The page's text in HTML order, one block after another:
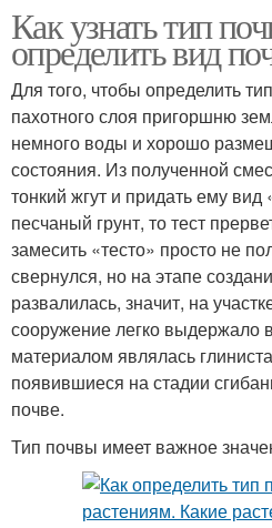
Как узнать тип
определить вид
Для того, чтобы определить
пахотного слоя пригоршню
немного воды и хорошо
состояния. Из полученной
тонкий жгут и придать ему вид
песчаный грунт, то тест
замесить «тесто» просто не
свернулся, но на этапе
развалилась, значит, на
сооружение легко выдержало
материалом являлась
появившиеся на стадии
почве.
Тип почвы имеет важное